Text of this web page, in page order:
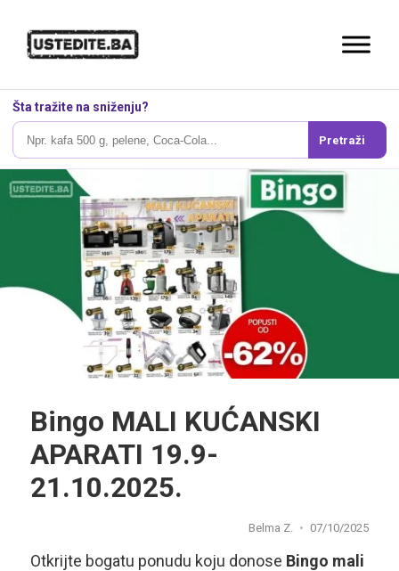
Šta tražite na sniženju?
Pretraži
Bingo MALI KUĆANSKI
APARATI 19.9-
21.10.2025.
Belma Z. 07/10/2025
Otkrijte bogatu ponudu koju donose Bingo mali